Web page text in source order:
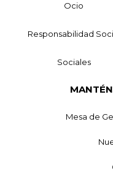
Ocio
Responsabilidad
Sociales
Mesa de